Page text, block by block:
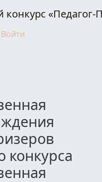
конкурс «Педагог-
Войти
конкурса